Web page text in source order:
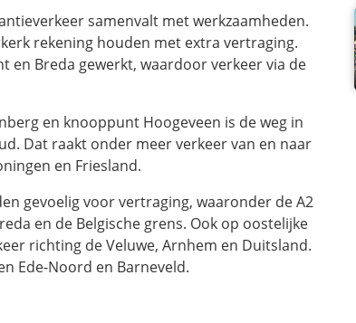
samenvalt met werkzaamheden.
rekening houden met extra vertraging.
en Breda gewerkt, waardoor verkeer via de
en knooppunt Hoogeveen is de weg in
Dat raakt onder meer verkeer van en naar
en Friesland.
gevoelig voor vertraging, waaronder de A2
en de Belgische grens. Ook op oostelijke
richting de Veluwe, Arnhem en Duitsland.
Ede-Noord en Barneveld.